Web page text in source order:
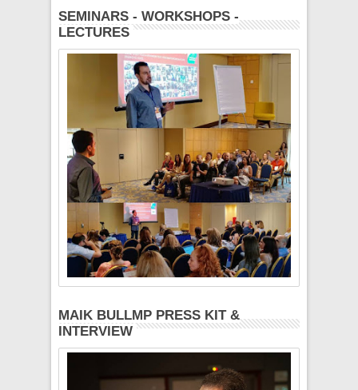
SEMINARS - WORKSHOPS -
LECTURES
MAIK BULLMP PRESS KIT &
INTERVIEW